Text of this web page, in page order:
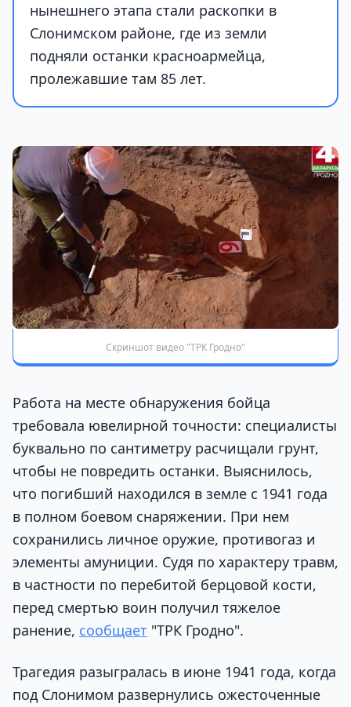
нынешнего этапа стали раскопки в
Слонимском районе, где из земли
подняли останки красноармейца,
пролежавшие там 85 лет.
Скриншот видео "ТРК Гродно"
Работа на месте обнаружения бойца
требовала ювелирной точности: специалисты
буквально по сантиметру расчищали грунт,
чтобы не повредить останки. Выяснилось,
что погибший находился в земле с 1941 года
в полном боевом снаряжении. При нем
сохранились личное оружие, противогаз и
элементы амуниции. Судя по характеру травм,
в частности по перебитой берцовой кости,
перед смертью воин получил тяжелое
ранение, сообщает "ТРК Гродно".
Трагедия разыгралась в июне 1941 года, когда
под Слонимом развернулись ожесточенные